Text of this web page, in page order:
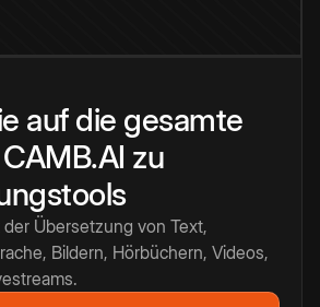
auf die gesamte
zu
Übersetzung von Text,
Bildern, Hörbüchern, Videos,